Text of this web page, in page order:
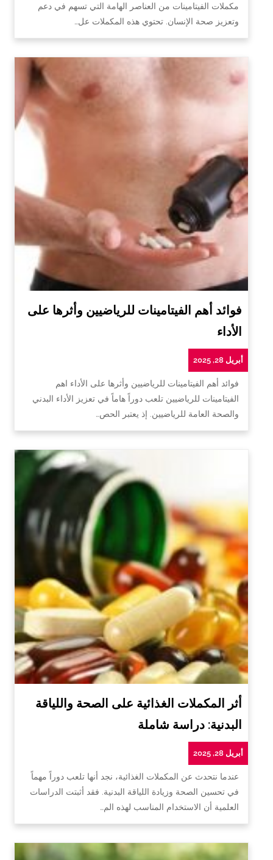
مكملات الفيتامينات من العناصر الهامة التي تسهم في دعم
وتعزيز صحة الإنسان. تحتوي هذه المكملات عل…
فوائد أهم الفيتامينات للرياضيين وأثرها على
الأداء
أبريل 28, 2025
فوائد أهم الفيتامينات للرياضيين وأثرها على الأداء اهم
الفيتامينات للرياضيين تلعب دوراً هاماً في تعزيز الأداء البدني
والصحة العامة للرياضيين. إذ يعتبر الحص…
أثر المكملات الغذائية على الصحة واللياقة
البدنية: دراسة شاملة
أبريل 28, 2025
عندما نتحدث عن المكملات الغذائية، نجد أنها تلعب دوراً مهماً
في تحسين الصحة وزيادة اللياقة البدنية. فقد أثبتت الدراسات
العلمية أن الاستخدام المناسب لهذه الم…